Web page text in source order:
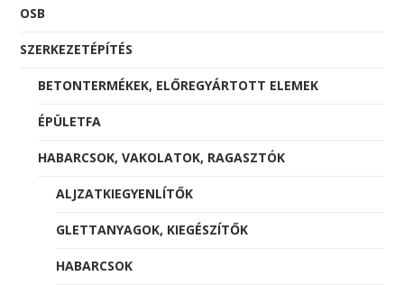
OSB
SZERKEZETÉPÍTÉS
BETONTERMÉKEK, ELŐREGYÁRTOTT ELEMEK
ÉPÜLETFA
HABARCSOK, VAKOLATOK, RAGASZTÓK
ALJZATKIEGYENLÍTŐK
GLETTANYAGOK, KIEGÉSZÍTŐK
HABARCSOK